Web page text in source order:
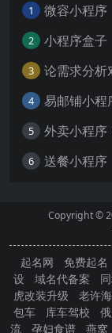
1 微容小程序
2 小程序盒子
3 论需求分析
4 易邮铺小程
5 外卖小程序
6 送餐小程序
Copyright ©
起名网 免费起名
设
域名代备案
虎改装升级
老许
包车
库车驾校
流
孕妇食谱 燕窝